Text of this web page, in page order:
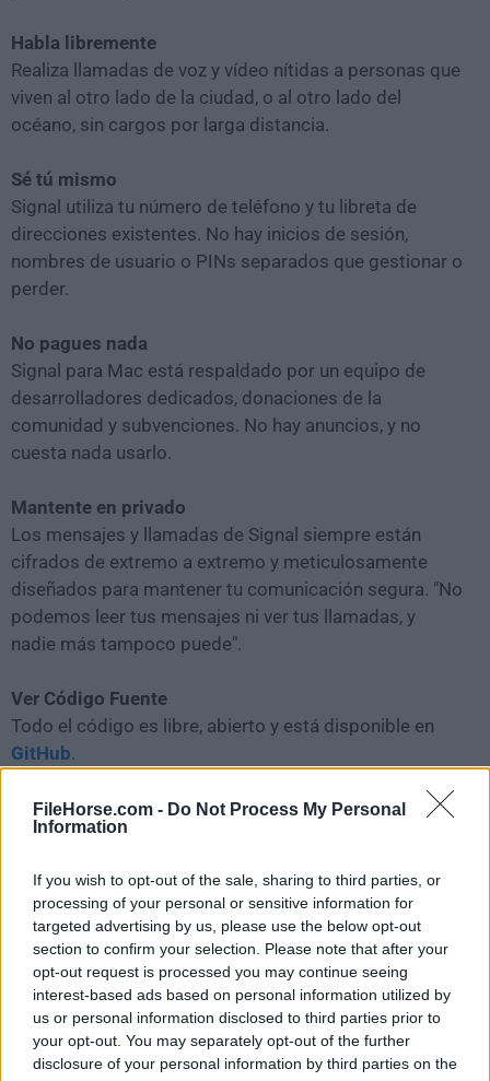
FileHorse.com - Do Not Process My Personal
Information
If you wish to opt-out of the sale, sharing to third parties, or
processing of your personal or sensitive information for
targeted advertising by us, please use the below opt-out
section to confirm your selection. Please note that after your
opt-out request is processed you may continue seeing
interest-based ads based on personal information utilized by
us or personal information disclosed to third parties prior to
your opt-out. You may separately opt-out of the further
disclosure of your personal information by third parties on the
Habla libremente
Realiza llamadas de voz y vídeo nítidas a personas que
viven al otro lado de la ciudad, o al otro lado del
océano, sin cargos por larga distancia.
Sé tú mismo
Signal utiliza tu número de teléfono y tu libreta de
direcciones existentes. No hay inicios de sesión,
nombres de usuario o PINs separados que gestionar o
perder.
No pagues nada
Signal para Mac está respaldado por un equipo de
desarrolladores dedicados, donaciones de la
comunidad y subvenciones. No hay anuncios, y no
cuesta nada usarlo.
Mantente en privado
Los mensajes y llamadas de Signal siempre están
cifrados de extremo a extremo y meticulosamente
diseñados para mantener tu comunicación segura. "No
podemos leer tus mensajes ni ver tus llamadas, y
nadie más tampoco puede".
Ver Código Fuente
Todo el código es libre, abierto y está disponible en
GitHub.
Controla el tiempo
Mantén tu historial de chat ordenado con mensajes
diferentes intervalos de mensajes que desaparecen
para cada conversación. Todos en el hilo comparten la
misma configuración. Los buenos recuerdos
perdurarán incluso si las palabras se desvanecen.
Gratis para todos
Signal para macOS está hecho para ti. Como proyecto